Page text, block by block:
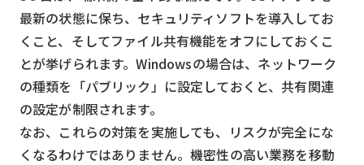
最新の状態に保ち、セキュリティソフトを導入してお
くこと、そしてファイル共有機能をオフにしておくこ
とが挙げられます。Windowsの場合は、ネットワーク
の種類を「パブリック」に設定しておくと、共有関連
の設定が制限されます。
なお、これらの対策を実施しても、リスクが完全にな
くなるわけではありません。機密性の高い業務を移動